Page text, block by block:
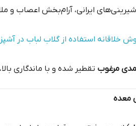
ایرانی، آرام‌بخش اعصاب و
مرغوب تقطیر شده و با ماندگاری
معده